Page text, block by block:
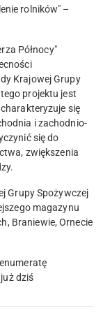
rolników" –
Północy"
Krajowej Grupy
projektu jest
się
i zachodnio-
się do
zwiększenia
Grupy Spożywczej
magazynu
Braniewie, Ornecie
już dziś